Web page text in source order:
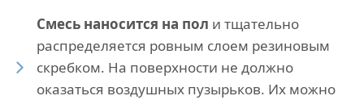
Смесь наносится на пол и тщательно
распределяется ровным слоем резиновым
скребком. На поверхности не должно
оказаться воздушных пузырьков. Их можно